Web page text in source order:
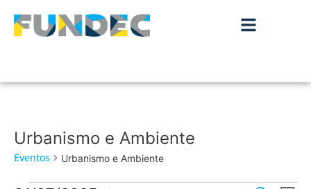
Urbanismo e Ambiente
Eventos Urbanismo e Ambiente